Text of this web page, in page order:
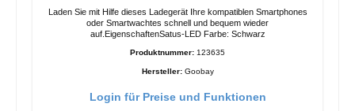
Laden Sie mit Hilfe dieses Ladegerät Ihre kompatiblen Smartphones
oder Smartwachtes schnell und bequem wieder
auf.EigenschaftenSatus-LED Farbe: Schwarz
Produktnummer: 123635
Hersteller: Goobay
Login für Preise und Funktionen